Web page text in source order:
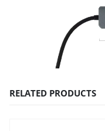
RELATED PRODUCTS